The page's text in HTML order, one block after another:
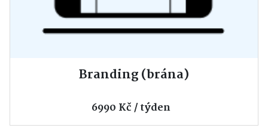
Branding (brána)
6990 Kč / týden